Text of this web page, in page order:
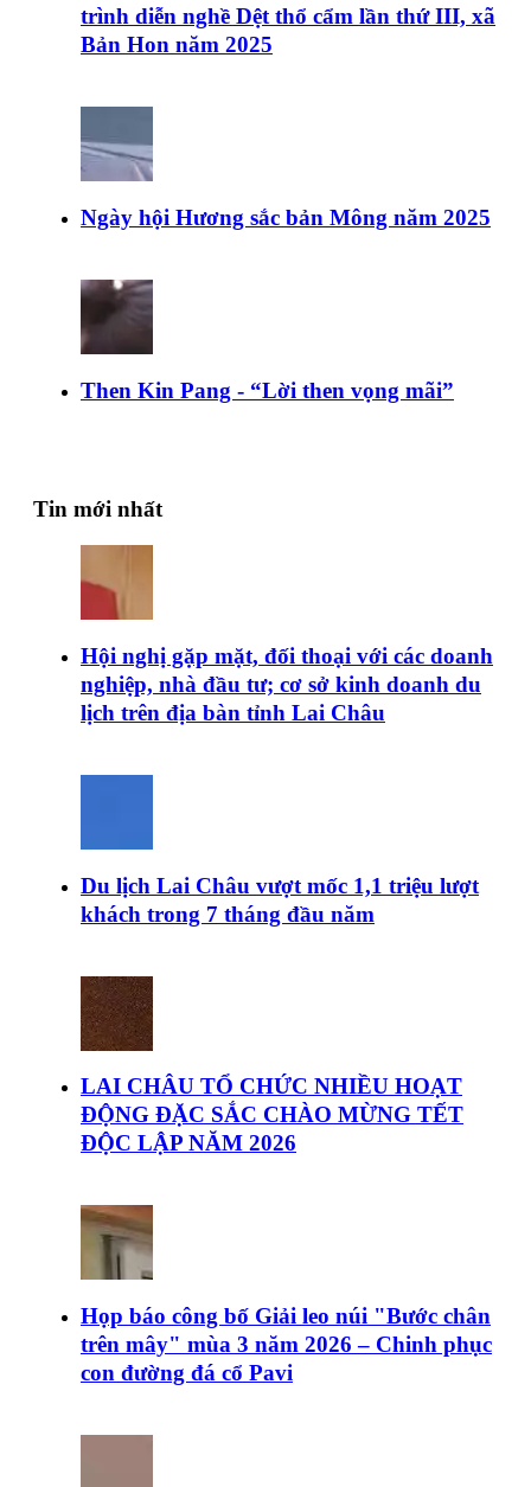
trình diễn nghề Dệt thổ cẩm lần thứ III, xã
Bản Hon năm 2025
Ngày hội Hương sắc bản Mông năm 2025
Then Kin Pang - “Lời then vọng mãi”
Tin mới nhất
Hội nghị gặp mặt, đối thoại với các doanh
nghiệp, nhà đầu tư; cơ sở kinh doanh du
lịch trên địa bàn tỉnh Lai Châu
Du lịch Lai Châu vượt mốc 1,1 triệu lượt
khách trong 7 tháng đầu năm
LAI CHÂU TỔ CHỨC NHIỀU HOẠT
ĐỘNG ĐẶC SẮC CHÀO MỪNG TẾT
ĐỘC LẬP NĂM 2026
Họp báo công bố Giải leo núi "Bước chân
trên mây" mùa 3 năm 2026 – Chinh phục
con đường đá cổ Pavi